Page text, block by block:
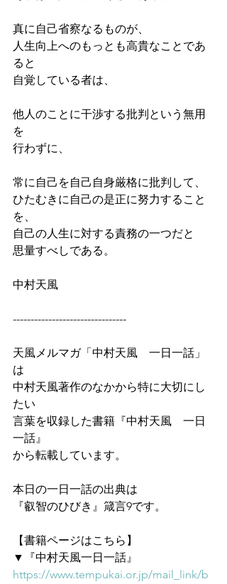
真に自己省察なるものが、
人生向上へのもっとも高貴なことであ
ると
自覚している者は、
他人のことに干渉する批判という無用
を
行わずに、
常に自己を自己自身厳格に批判して、
ひたむきに自己の是正に努力すること
を、
自己の人生に対する責務の一つだと
思量すべしである。
中村天風
--------------------------------
天風メルマガ「中村天風　一日一話」
は
中村天風著作のなかから特に大切にし
たい
言葉を収録した書籍『中村天風　一日
一話』
から転載しています。
本日の一日一話の出典は
『叡智のひびき』箴言9です。
【書籍ページはこちら】
▼『中村天風一日一話』
https://www.tempukai.or.jp/mail_link/b